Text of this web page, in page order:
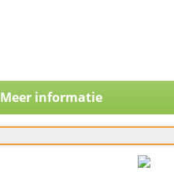
Meer informatie